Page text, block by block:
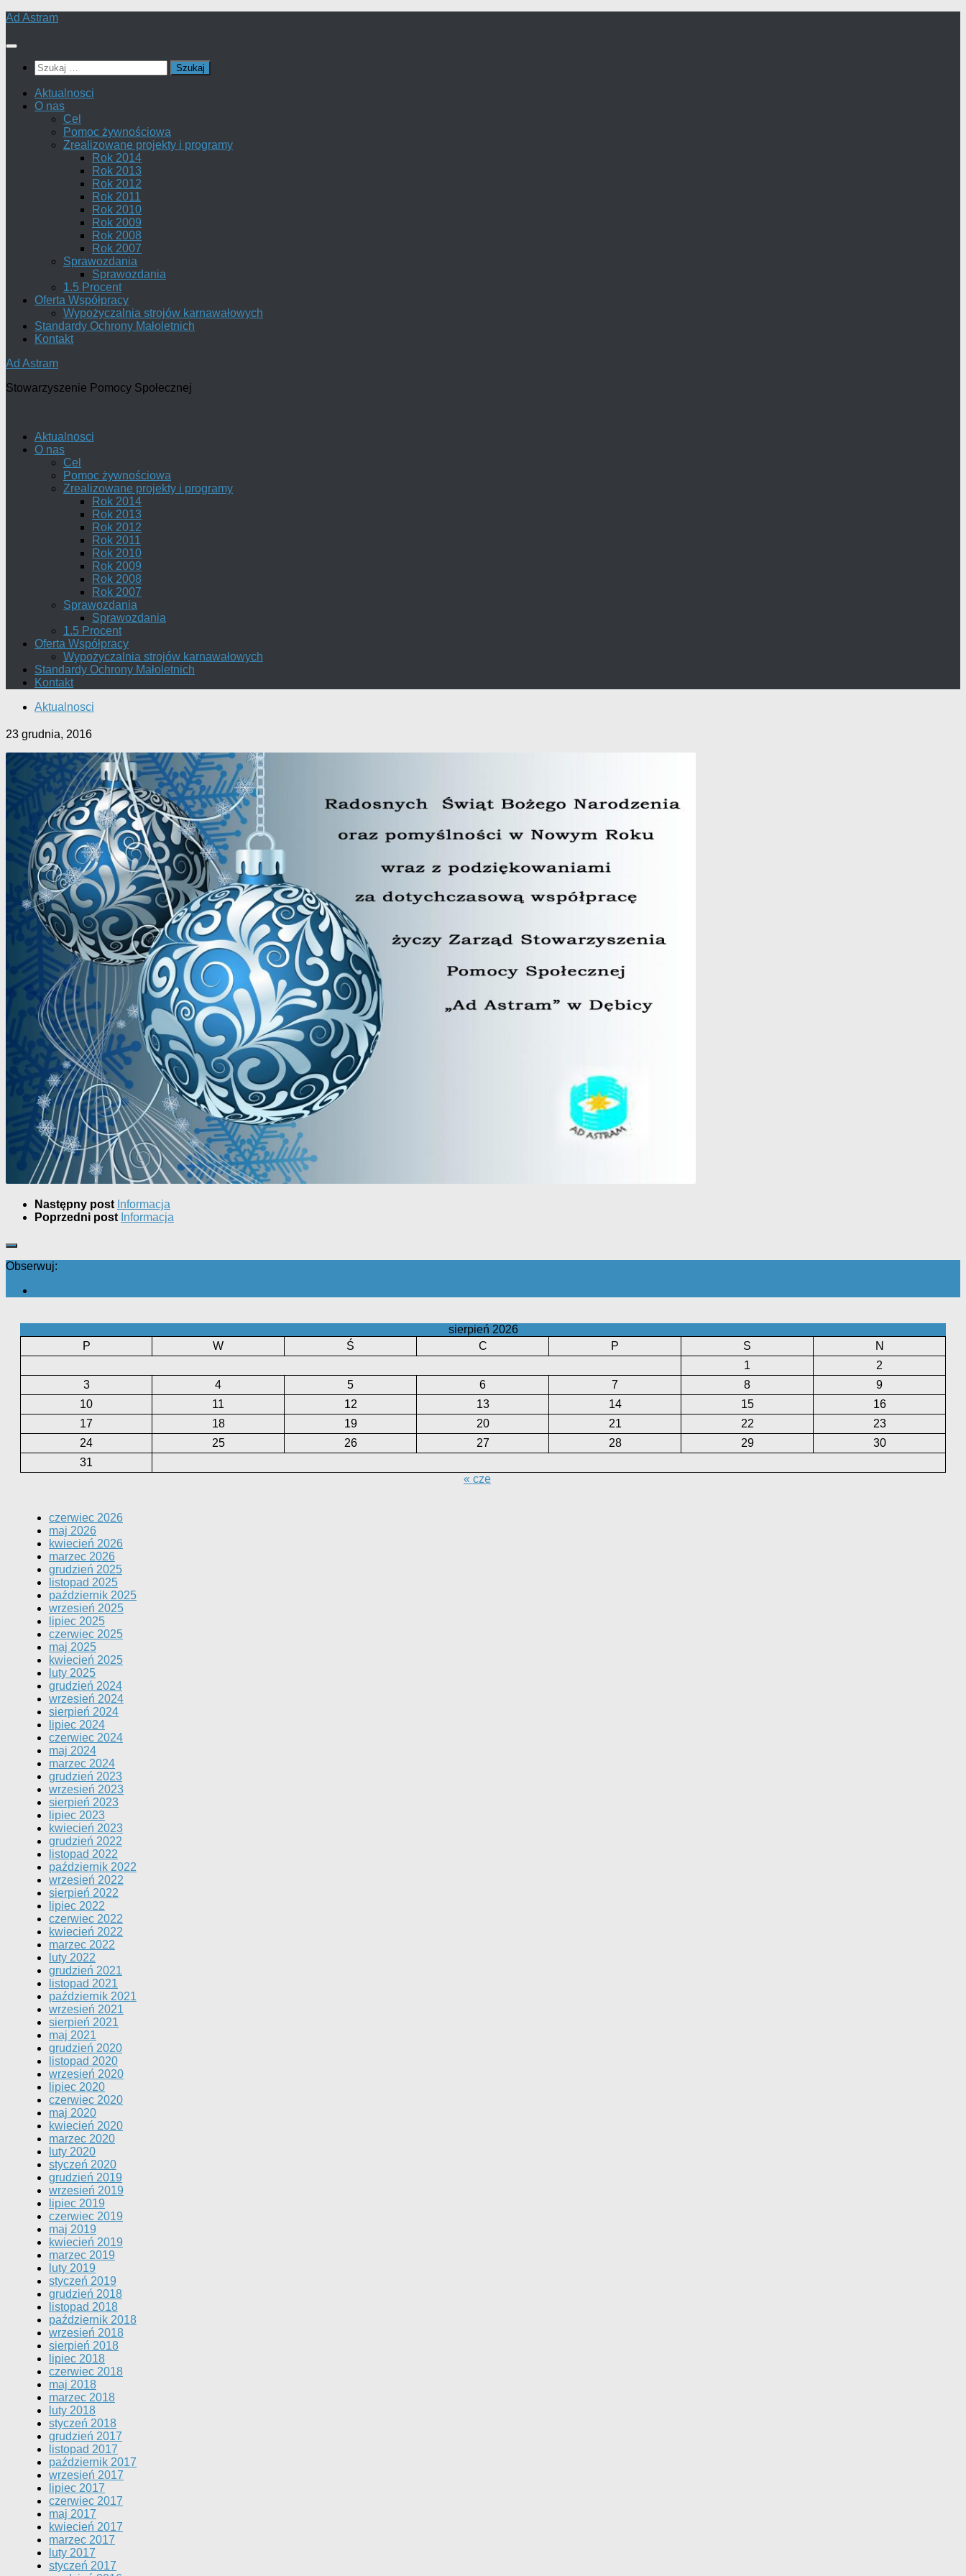
Skip
content
Ad Astram
Szukaj:
Aktualnosci
O nas
Cel
Pomoc żywnościowa
Zrealizowane projekty i programy
Rok 2014
Rok 2013
Rok 2012
Rok 2011
Rok 2010
Rok 2009
Rok 2008
Rok 2007
Sprawozdania
Sprawozdania
1.5 Procent
Oferta Współpracy
Wypożyczalnia strojów karnawałowych
Standardy Ochrony Małoletnich
Kontakt
Ad Astram
Stowarzyszenie Pomocy Społecznej
Aktualnosci
O nas
Cel
Pomoc żywnościowa
Zrealizowane projekty i programy
Rok 2014
Rok 2013
Rok 2012
Rok 2011
Rok 2010
Rok 2009
Rok 2008
Rok 2007
Sprawozdania
Sprawozdania
1.5 Procent
Oferta Współpracy
Wypożyczalnia strojów karnawałowych
Standardy Ochrony Małoletnich
Kontakt
Aktualnosci
23 grudnia, 2016
Następny post Informacja
Poprzedni post Informacja
Obserwuj:
sierpień 2026
P
W Ś C P S
N
1
2
3
4 5 6 7 8
9
10
11 12 13 14 15
16
17
18 19 20 21 22
23
24
25 26 27 28 29
30
31
« cze
czerwiec 2026
maj 2026
kwiecień 2026
marzec 2026
grudzień 2025
listopad 2025
październik 2025
wrzesień 2025
lipiec 2025
czerwiec 2025
maj 2025
kwiecień 2025
luty 2025
grudzień 2024
wrzesień 2024
sierpień 2024
lipiec 2024
czerwiec 2024
maj 2024
marzec 2024
grudzień 2023
wrzesień 2023
sierpień 2023
lipiec 2023
kwiecień 2023
grudzień 2022
listopad 2022
październik 2022
wrzesień 2022
sierpień 2022
lipiec 2022
czerwiec 2022
kwiecień 2022
marzec 2022
luty 2022
grudzień 2021
listopad 2021
październik 2021
wrzesień 2021
sierpień 2021
maj 2021
grudzień 2020
listopad 2020
wrzesień 2020
lipiec 2020
czerwiec 2020
maj 2020
kwiecień 2020
marzec 2020
luty 2020
styczeń 2020
grudzień 2019
wrzesień 2019
lipiec 2019
czerwiec 2019
maj 2019
kwiecień 2019
marzec 2019
luty 2019
styczeń 2019
grudzień 2018
listopad 2018
październik 2018
wrzesień 2018
sierpień 2018
lipiec 2018
czerwiec 2018
maj 2018
marzec 2018
luty 2018
styczeń 2018
grudzień 2017
listopad 2017
październik 2017
wrzesień 2017
lipiec 2017
czerwiec 2017
maj 2017
kwiecień 2017
marzec 2017
luty 2017
styczeń 2017